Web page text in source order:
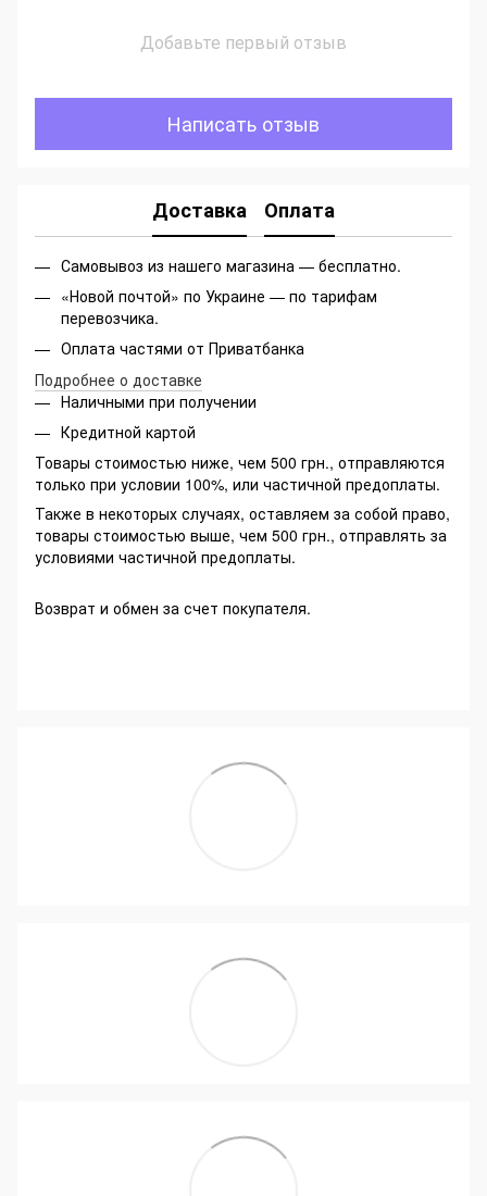
Добавьте первый отзыв
Написать отзыв
Доставка Оплата
Самовывоз из нашего магазина — бесплатно.
«Новой почтой» по Украине — по тарифам
перевозчика.
Оплата частями от Приватбанка
Подробнее о доставке
Наличными при получении
Кредитной картой
Товары стоимостью ниже, чем 500 грн., отправляются
только при условии 100%, или частичной предоплаты.
Также в некоторых случаях, оставляем за собой право,
товары стоимостью выше, чем 500 грн., отправлять за
условиями частичной предоплаты.
Возврат и обмен за счет покупателя.